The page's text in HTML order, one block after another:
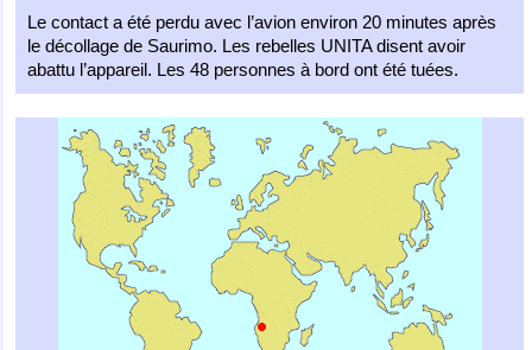
Le contact a été perdu avec l’avion environ 20 minutes après
le décollage de Saurimo. Les rebelles UNITA disent avoir
abattu l’appareil. Les 48 personnes à bord ont été tuées.